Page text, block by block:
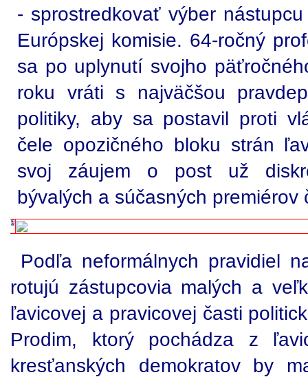
- sprostredkovať výber
Európskej komisie. 64-ročný
sa po uplynutí svojho
roku vráti s najväčšou
politiky, aby sa postavil proti
čele opozičného bloku strán
svoj záujem o post už
bývalých a súčasných
Podľa neformálnych pravidiel
rotujú zástupcovia malých a
ľavicovej a pravicovej časti
Prodim, ktorý pochádza z
kresťanských demokratov by